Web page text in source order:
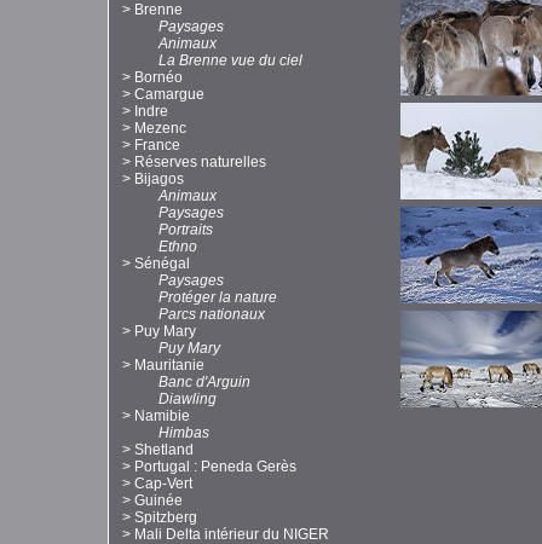
> Brenne
Paysages
Animaux
La Brenne vue du ciel
> Bornéo
> Camargue
> Indre
> Mezenc
> France
> Réserves naturelles
> Bijagos
Animaux
Paysages
Portraits
Ethno
> Sénégal
Paysages
Protéger la nature
Parcs nationaux
> Puy Mary
Puy Mary
> Mauritanie
Banc d'Arguin
Diawling
> Namibie
Himbas
> Shetland
> Portugal : Peneda Gerès
> Cap-Vert
> Guinée
> Spitzberg
> Mali Delta intérieur du NIGER